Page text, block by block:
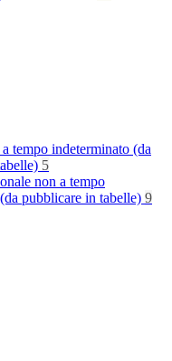
tempo indeterminato (da
5
non a tempo
pubblicare in tabelle) 9